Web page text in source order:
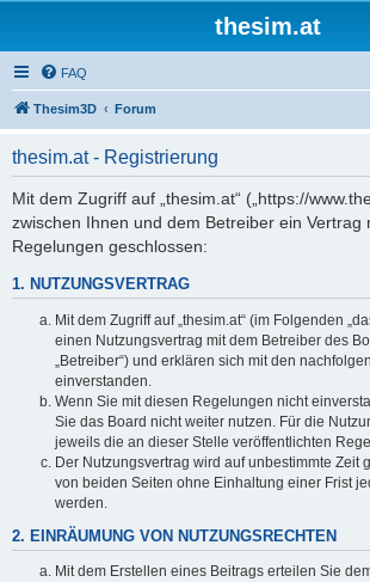
thesim.at
FAQ
Thesim3D Forum
thesim.at - Registrierung
Mit dem Zugriff auf „thesim.at“ („https://
zwischen Ihnen und dem Betreiber ein Vertrag
Regelungen geschlossen:
1. NUTZUNGSVERTRAG
Mit dem Zugriff auf „thesim.at“ (im Folgenden
einen Nutzungsvertrag mit dem Betreiber des
„Betreiber“) und erklären sich mit den
einverstanden.
Wenn Sie mit diesen Regelungen nicht
Sie das Board nicht weiter nutzen. Für die
jeweils die an dieser Stelle veröffentlichten
Der Nutzungsvertrag wird auf unbestimmte Zeit
von beiden Seiten ohne Einhaltung einer Frist
werden.
2. EINRÄUMUNG VON NUTZUNGSRECHTEN
Mit dem Erstellen eines Beitrags erteilen Sie